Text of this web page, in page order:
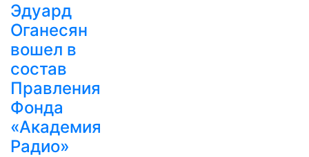
Эдуард
Оганесян
вошел в
состав
Правления
Фонда
«Академия
Радио»